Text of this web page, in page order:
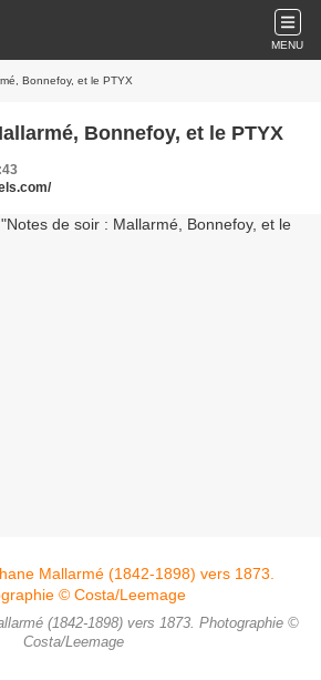
MENU
Bonnefoy, et le PTYX
Bonnefoy, et le PTYX
(1842-1898) vers 1873. Photographie ©
Costa/Leemage